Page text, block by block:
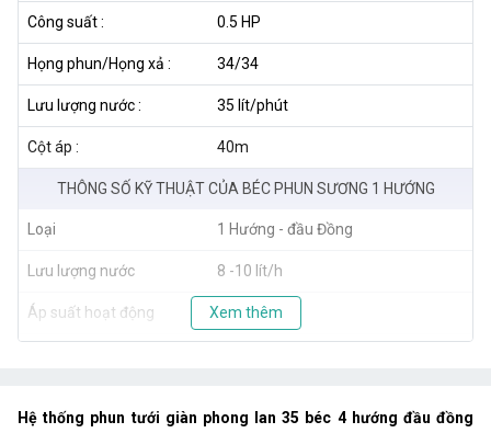
Công suất : 0.5 HP
Họng phun/Họng xả : 34/34
Lưu lượng nước : 35 lít/phút
Cột áp : 40m
THÔNG SỐ KỸ THUẬT CỦA BÉC PHUN SƯƠNG 1 HƯỚNG
Loại 1 Hướng - đầu Đồng
Lưu lượng nước 8 -10 lít/h
Áp suất hoạt động 1.5 - 4.0 Bar
Xem thêm
Hệ thống phun tưới giàn phong lan 35 béc 4 hướng đầu đồng